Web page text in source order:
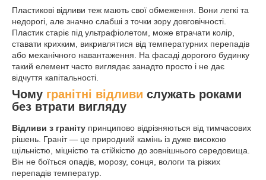
Пластикові відливи теж мають свої обмеження. Вони легкі та
недорогі, але значно слабші з точки зору довговічності.
Пластик старіє під ультрафіолетом, може втрачати колір,
ставати крихким, викривлятися від температурних перепадів
або механічного навантаження. На фасаді дорогого будинку
такий елемент часто виглядає занадто просто і не дає
відчуття капітальності.
Чому гранітні відливи служать роками
без втрати вигляду
Відливи з граніту принципово відрізняються від тимчасових
рішень. Граніт — це природний камінь із дуже високою
щільністю, міцністю та стійкістю до зовнішнього середовища.
Він не боїться опадів, морозу, сонця, вологи та різких
перепадів температур.